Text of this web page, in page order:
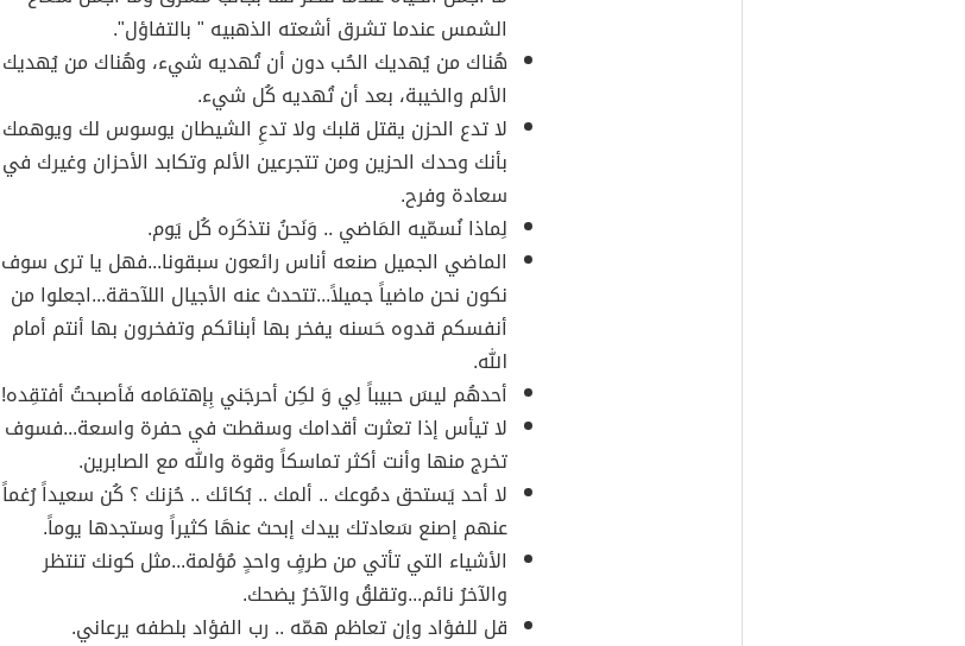
الشمس عندما تشرق أشعته الذهبيه " بالتفاؤل".
هُناك من يُهديك الحُب دون أن تُهديه شيء، وهُناك من يُهديك
الألم والخيبة، بعد أن تُهديه كُل شيء.
لا تدع الحزن يقتل قلبك ولا تدعِ الشيطان يوسوس لك ويوهمك
بأنك وحدك الحزين ومن تتجرعين الألم وتكابد الأحزان وغيرك في
سعادة وفرح.
لِماذا نُسمّيه المَاضي .. وَنَحنُ نتذكَره كُل يَوم.
الماضي الجميل صنعه أناس رائعون سبقونا...فهل يا ترى سوف
نكون نحن ماضياً جميلاً...تتحدث عنه الأجيال اللآحقة...اجعلوا من
أنفسكم قدوه حَسنه يفخر بها أبنائكم وتفخرون بها أنتم أمام
الله.
أحدهُم ليسَ حبيباً لِي وَ لكِن أحرجَني بِإهتمَامه فَأصبحتُ أفتقِده!
لا تيأس إذا تعثرت أقدامك وسقطت في حفرة واسعة...فسوف
تخرج منها وأنت أكثر تماسكاً وقوة والله مع الصابرين.
لا أحد يَستحق دمُوعك .. ألمك .. بُكائك .. حُزنك ؟ كُن سعيداً رُغماً
عنهم إصنع سَعادتك بيدك إبحث عنهَا كثيراً وستجدها يوماً.
الأشياء التي تأتي من طرفٍ واحدٍ مُؤلمة...مثل كونك تنتظر
والآخرُ نائم...وتقلقُ والآخرُ يضحك.
قل للفؤاد وإن تعاظم همّه .. رب الفؤاد بلطفه يرعاني.